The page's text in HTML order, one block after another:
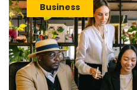
Business